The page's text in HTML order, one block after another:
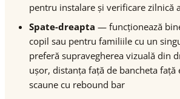
pentru instalare și verificare zilnică
Spate-dreapta — funcționează
copil sau pentru familiile cu un
preferă supravegherea vizuală din
ușor, distanța față de bancheta față
scaune cu rebound bar